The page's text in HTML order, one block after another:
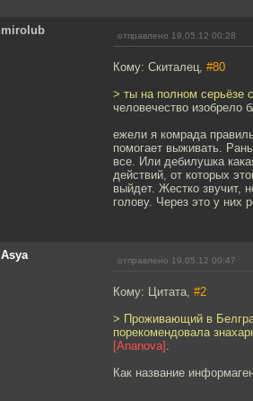
mirolub отправлено 19.05.12 00:28
Кому: Скиталец, #80
> ты на полном серьёзе
человечество изобрело
ежели я комрада
помогает выживать.
все. Или дебилушка
действий, от которых
выйдет. Жестко звучит,
голову. Через это у них
Asya отправлено 19.05.12 00:47
Кому: Цитата, #2
> Проживающий в
порекомендовала
[Ananova] .
Как название